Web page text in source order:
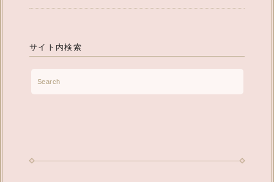
サイト内検索